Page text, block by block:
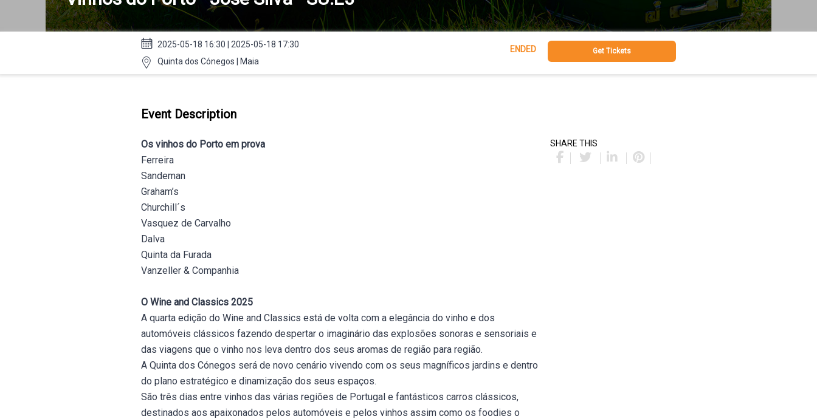
2025-05-18 16:30 | 2025-05-18 17:30
Quinta dos Cónegos | Maia
ENDED Get Tickets
Event Description
Os vinhos do Porto em prova
Ferreira
Sandeman
Graham’s
Churchill´s
Vasquez de Carvalho
Dalva
Quinta da Furada
Vanzeller & Companhia
O Wine and Classics 2025
A quarta edição do Wine and Classics está de volta com a elegância do vinho e dos
automóveis clássicos fazendo despertar o imaginário das explosões sonoras e sensoriais e
das viagens que o vinho nos leva dentro dos seus aromas de região para região.
A Quinta dos Cónegos será de novo cenário vivendo com os seus magníficos jardins e dentro
do plano estratégico e dinamização dos seus espaços.
São três dias entre vinhos das várias regiões de Portugal e fantásticos carros clássicos,
destinados aos apaixonados pelos automóveis e pelos vinhos assim como os foodies o
SHARE THIS